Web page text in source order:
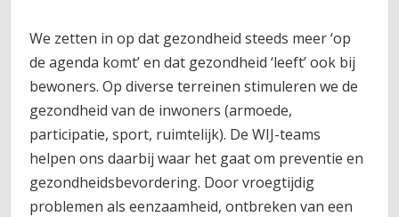
We zetten in op dat gezondheid steeds meer ‘op
de agenda komt’ en dat gezondheid ‘leeft’ ook bij
bewoners. Op diverse terreinen stimuleren we de
gezondheid van de inwoners (armoede,
participatie, sport, ruimtelijk). De WIJ-teams
helpen ons daarbij waar het gaat om preventie en
gezondheidsbevordering. Door vroegtijdig
problemen als eenzaamheid, ontbreken van een